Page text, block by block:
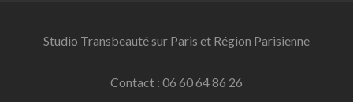
Studio Transbeauté sur Paris et Région Parisienne
Contact : 06 60 64 86 26